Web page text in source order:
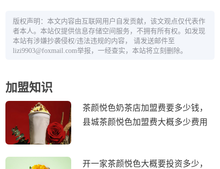
版权声明：本文内容由互联网用户自发贡献，该文观点仅代表作
者本人。本站仅提供信息存储空间服务，不拥有所有权。如发现
本站有涉嫌抄袭侵权/违法违规的内容， 请发送邮件至
lizi9903@foxmail.com举报，一经查实，本站将立刻删除。
加盟知识
茶颜悦色奶茶店加盟费要多少钱，
县城茶颜悦色加盟费大概多少费用
开一家茶颜悦色大概要投资多少，